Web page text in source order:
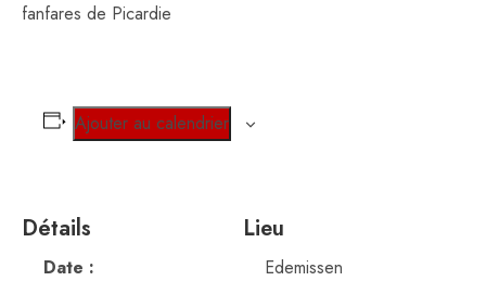
fanfares de Picardie
Ajouter au calendrier
Détails
Date :
Lieu
Edemissen